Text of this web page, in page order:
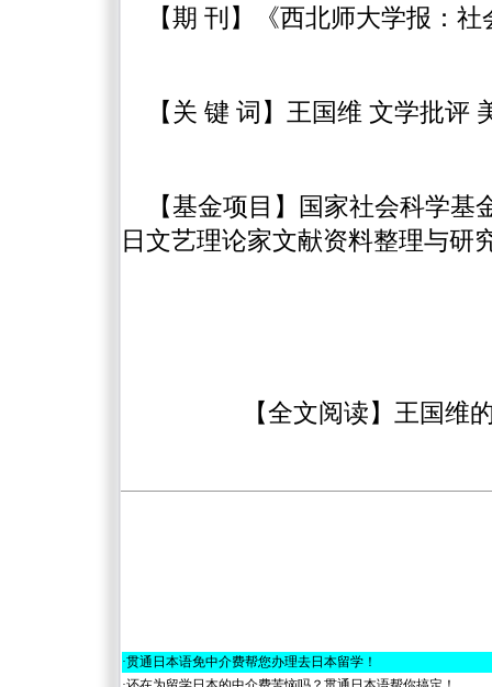
【期 刊】《西北师大学报：
【关 键 词】王国维 文学批评
【基金项目】国家社会科学
日文艺理论家文献资料整理与研
【全文阅读】王国维
·贯通日本语免中介费帮您办理去日本留学！